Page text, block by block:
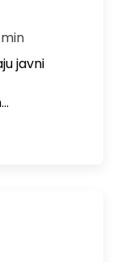
javni